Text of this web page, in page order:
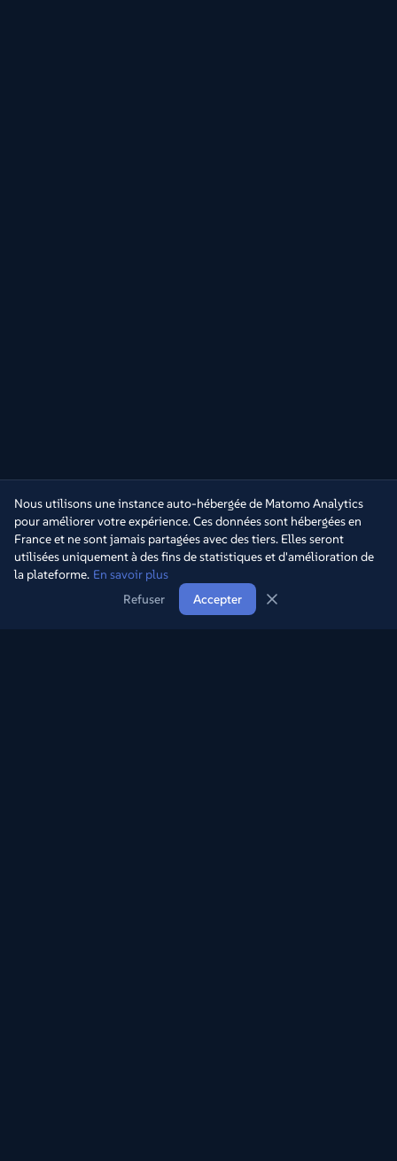
Nous utilisons une instance auto-hébergée de Matomo Analytics
pour améliorer votre expérience. Ces données sont hébergées en
France et ne sont jamais partagées avec des tiers. Elles seront
utilisées uniquement à des fins de statistiques et d'amélioration de
la plateforme. En savoir plus
Refuser
Accepter